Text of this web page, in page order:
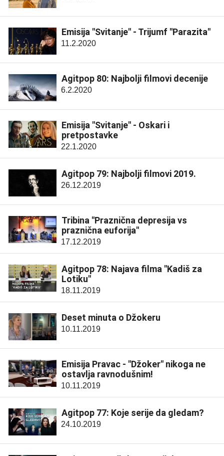
Emisija "Svitanje" - Trijumf "Parazita"
11.2.2020
Agitpop 80: Najbolji filmovi decenije
6.2.2020
Emisija "Svitanje" - Oskari i
pretpostavke
22.1.2020
Agitpop 79: Najbolji filmovi 2019.
26.12.2019
Tribina "Praznična depresija vs
praznična euforija"
17.12.2019
Agitpop 78: Najava filma "Kadiš za
Lotiku"
18.11.2019
Deset minuta o Džokeru
10.11.2019
Emisija Pravac - "Džoker" nikoga ne
ostavlja ravnodušnim!
10.11.2019
Agitpop 77: Koje serije da gledam?
24.10.2019